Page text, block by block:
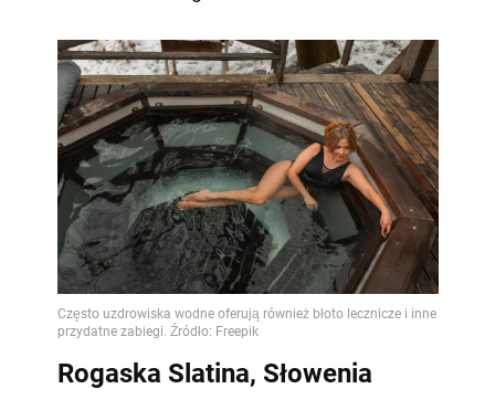
Rogaska Slatina, Słowenia